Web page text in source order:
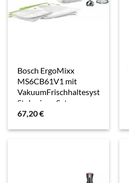
Bosch ErgoMixx
MS6CB61V1 mit
VakuumFrischhaltesystem
Stabmixer-Set
67,20€